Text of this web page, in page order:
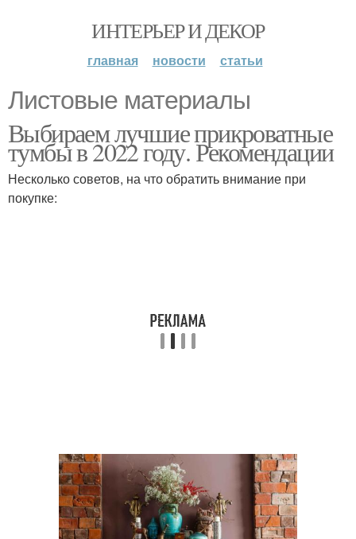
ИНТЕРЬЕР И ДЕКОР
главная новости статьи
Листовые материалы
Выбираем лучшие прикроватные
тумбы в 2022 году. Рекомендации
Несколько советов, на что обратить внимание при
покупке: